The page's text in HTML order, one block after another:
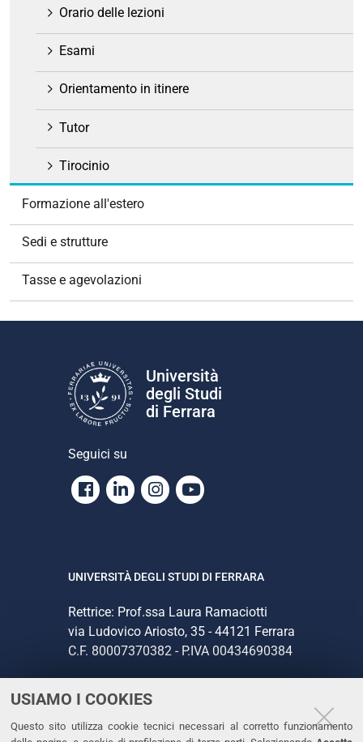
USIAMO I COOKIES
Questo sito utilizza cookie tecnici necessari al corretto funzionamento
Orario delle lezioni
Esami
Orientamento in itinere
Tutor
Tirocinio
Formazione all'estero
Sedi e strutture
Tasse e agevolazioni
Università
degli Studi
di Ferrara
Seguici su
Facebook
LinkedinInstagram
Youtube
UNIVERSITÀ DEGLI STUDI DI FERRARA
Rettrice: Prof.ssa Laura Ramaciotti
via Ludovico Ariosto, 35 - 44121 Ferrara
C.F. 80007370382 - P.IVA 00434690384
CONTATTI
Tel. +39 0532 293111